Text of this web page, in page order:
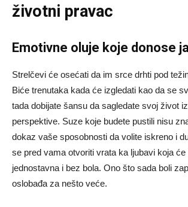
životni pravac
Emotivne oluje koje donose
Strelčevi će osećati da im srce drhti pod
Biće trenutaka kada će izgledati kao da se
tada dobijate šansu da sagledate svoj život
perspektive. Suze koje budete pustili nisu
dokaz vaše sposobnosti da volite iskreno i
se pred vama otvoriti vrata ka ljubavi koja će
jednostavna i bez bola. Ono što sada boli
oslobađa za nešto veće.